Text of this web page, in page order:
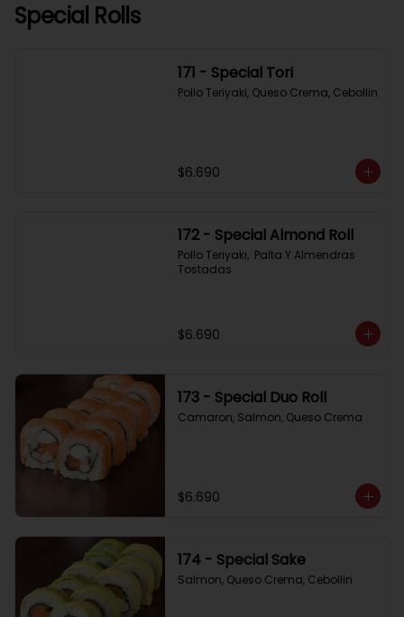
Special Rolls
171 - Special Tori
Pollo Teriyaki, Queso Crema, Cebollin
$6.690
172 - Special Almond Roll
Pollo Teriyaki,  Palta Y Almendras
Tostadas
$6.690
173 - Special Duo Roll
Camaron, Salmon, Queso Crema
$6.690
174 - Special Sake
Salmon, Queso Crema, Cebollin